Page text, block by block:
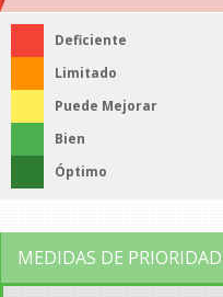
Deficiente
Limitado
Puede Mejorar
Bien
Óptimo
MEDIDAS DE PRIORIDAD